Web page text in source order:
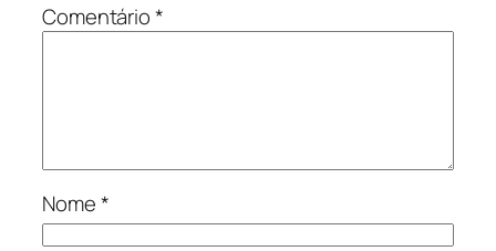
Comentário*
Nome*